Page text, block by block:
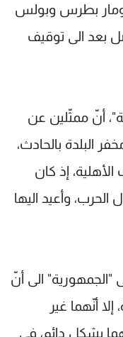
بطرس وبولس
بعد الى توقيف
أنّ ممثّلين عن
البلدة بالحادث،
إذ كان
وأعيد اليها
"الجمهورية" الى أنّ
أنّهما غير
بشكل دائم، في